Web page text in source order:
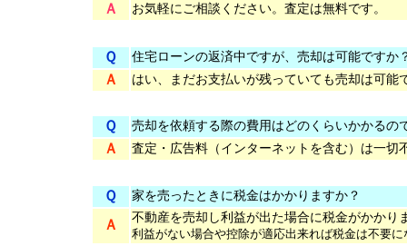
Ａ お気軽にご相談ください。査定は無料です。
Ｑ 住宅ローンの返済中ですが、売却は可能ですか
Ａ はい、まだお支払いが残っていても売却は可能
Ｑ 売却を依頼する際の費用はどのくらいかかるの
Ａ 査定・広告料（インターネットを含む）は一
Ｑ 家を売ったときに税金はかかりますか？
Ａ
不動産を売却し利益が出た場合に税金がかかり
利益がない場合や控除が適応出来れば税金は不要